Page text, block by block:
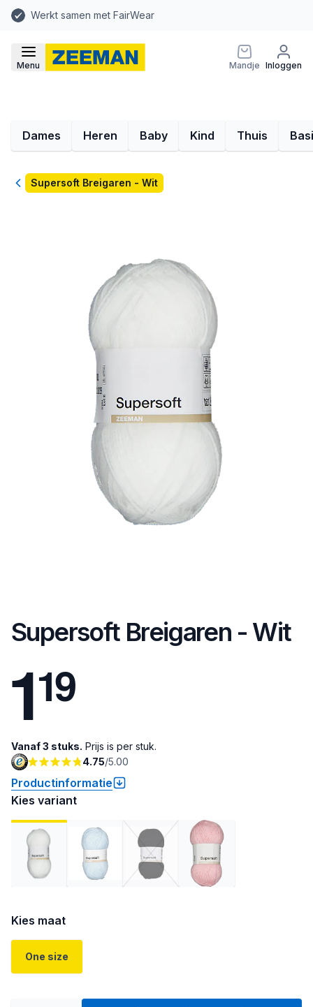
Werkt samen met FairWear
Menu Mandje Inloggen
Dames Heren Baby Kind Thuis
TerugSupersoft Breigaren - Wit
Supersoft Breigaren - Wit
119
Vanaf 3 stuks. Prijs is per stuk.
4.75/5.00
Productinformatie
Kies variant
Kies maat
One size